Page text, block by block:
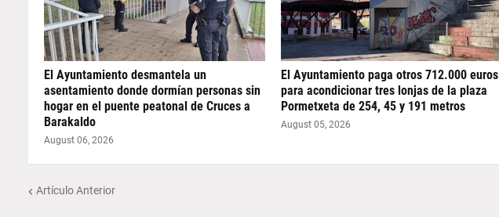
El Ayuntamiento desmantela un
asentamiento donde dormían personas sin
hogar en el puente peatonal de Cruces a
Barakaldo
August 06, 2026
El Ayuntamiento paga otros 712.000 euros
para acondicionar tres lonjas de la plaza
Pormetxeta de 254, 45 y 191 metros
August 05, 2026
Artículo Anterior